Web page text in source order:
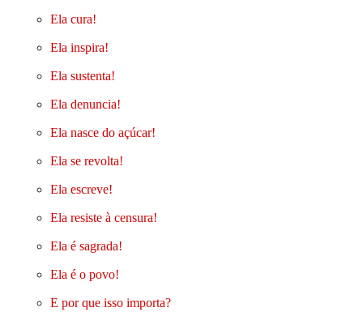
Ela cura!
Ela inspira!
Ela sustenta!
Ela denuncia!
Ela nasce do açúcar!
Ela se revolta!
Ela escreve!
Ela resiste à censura!
Ela é sagrada!
Ela é o povo!
E por que isso importa?